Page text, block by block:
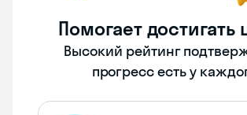
Помогает достигать
Высокий рейтинг
прогресс есть у